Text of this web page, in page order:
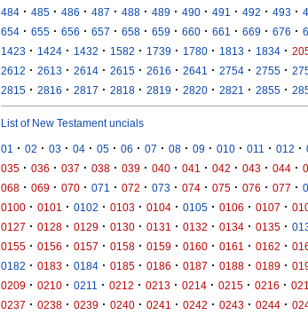
484 · 485 · 486 · 487 · 488 · 489 · 490 · 491 · 492 · 493 ·
654 · 655 · 656 · 657 · 658 · 659 · 660 · 661 · 669 · 676 ·
1423 · 1424 · 1432 · 1582 · 1739 · 1780 · 1813 · 1834 ·
2612 · 2613 · 2614 · 2615 · 2616 · 2641 · 2754 · 2755 ·
2815 · 2816 · 2817 · 2818 · 2819 · 2820 · 2821 · 2855 ·
List of New Testament uncials
01 · 02 · 03 · 04 · 05 · 06 · 07 · 08 · 09 · 010 · 011 · 012 ·
035 · 036 · 037 · 038 · 039 · 040 · 041 · 042 · 043 · 044 ·
068 · 069 · 070 · 071 · 072 · 073 · 074 · 075 · 076 · 077 ·
0100 · 0101 · 0102 · 0103 · 0104 · 0105 · 0106 · 0107 ·
0127 · 0128 · 0129 · 0130 · 0131 · 0132 · 0134 · 0135 ·
0155 · 0156 · 0157 · 0158 · 0159 · 0160 · 0161 · 0162 ·
0182 · 0183 · 0184 · 0185 · 0186 · 0187 · 0188 · 0189 ·
0209 · 0210 · 0211 · 0212 · 0213 · 0214 · 0215 · 0216 ·
0237 · 0238 · 0239 · 0240 · 0241 · 0242 · 0243 · 0244 ·